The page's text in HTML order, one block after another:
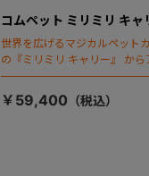
コムペット ミリミリ キャ
世界を広げるマジカルペット
の『ミリミリ キャリー』 か
場！
￥59,400